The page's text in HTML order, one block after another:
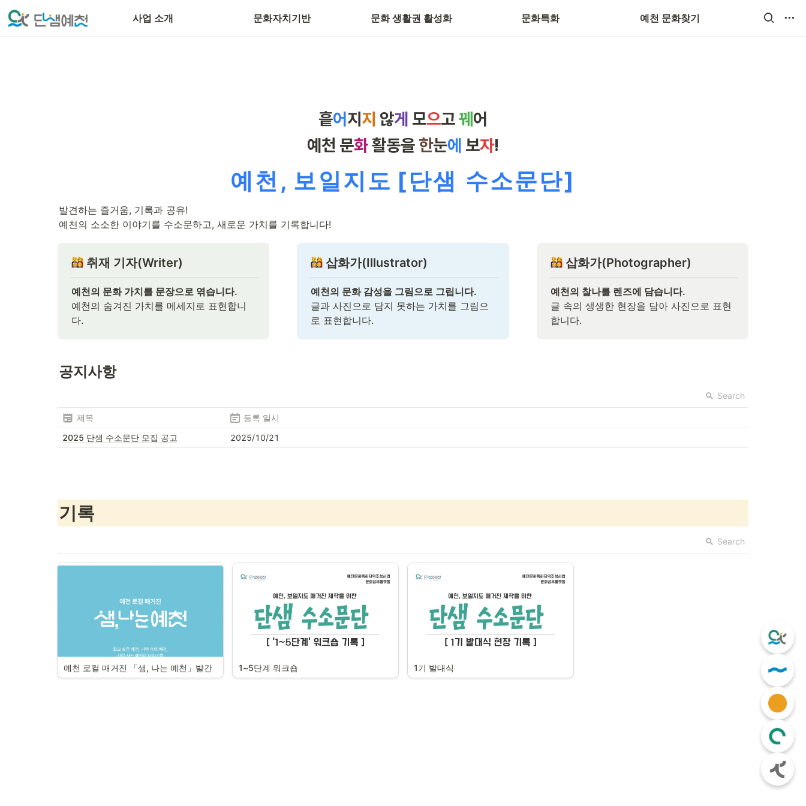
사업 소개 문화자치기반 문화 생활권 활성화 문화특화 예천 문화찾기
단샘문화PD
흩어 지 지 않게 모으고꿰 어
예 천 문화활동을 한눈에 보자!
예천 , 보일지도 [단샘 수소문단]
발견하는 즐거움, 기록과 공유!
예천의 소소한 이야기를 수소문하고, 새로운 가치를 기록합니다!
취재 기자(Writer)
예천의 문화 가치를 문장으로 엮습니다.
예천의 숨겨진 가치를 메세지로 표현합니
다.
삽화가(Illustrator)
예천의 문화 감성을 그림으로 그립니다.
글과 사진으로 담지 못하는 가치를 그림으
로 표현합니다.
삽화가(Photographer)
예천의 찰나를 렌즈에 담습니다.
글 속의 생생한 현장을 담아 사진으로 표현
합니다.
공지사항
Search
제목
등록 일시
2025 단샘 수소문단 모집 공고
2025/10/21
기록
Search
예천 로컬 매거진 「샘, 나는 예천」발간 1~5단계 워크숍 1기 발대식